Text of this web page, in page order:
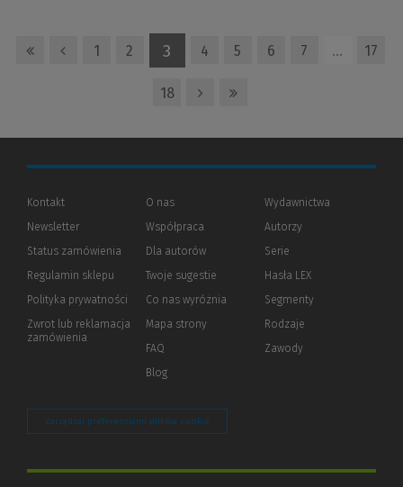
1 2 3 4 5 6 7 … 17
18
Kontakt
Newsletter
Status zamówienia
Regulamin sklepu
Polityka prywatności (Nowe
(Link
innej
Zwrot lub reklamacja
zamówienia
O nas
Współpraca
Dla autorów(Nowe
(Link
innej
strony)
Twoje sugestie
Co nas wyróżnia
Mapa strony
FAQ
Blog
Wydawnictwa
Autorzy
Serie
Hasła LEX
Segmenty
Rodzaje
Zawody
Zarządzaj preferencjami plików cookie